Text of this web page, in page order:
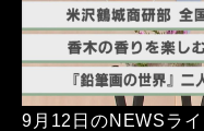
9月12日のNEWSラ